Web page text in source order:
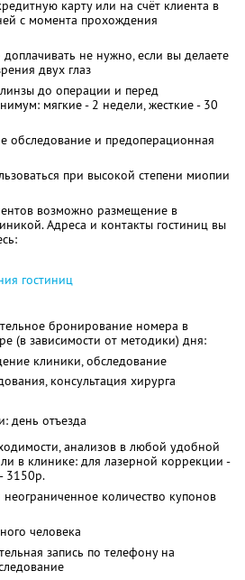
карту или на счёт клиента в
с момента прохождения
не нужно, если вы делаете
двух глаз
до операции и перед
мягкие - 2 недели, жесткие - 30
обследование и предоперационная
при высокой степени миопии
возможно размещение в
Адреса и контакты гостиниц вы
гостиниц
бронирование номера в
(в зависимости от методики) дня:
клиники, обследование
консультация хирурга
день отъезда
анализов в любой удобной
в клинике: для лазерной коррекции -
3150р.
количество купонов
человека
запись по телефону на